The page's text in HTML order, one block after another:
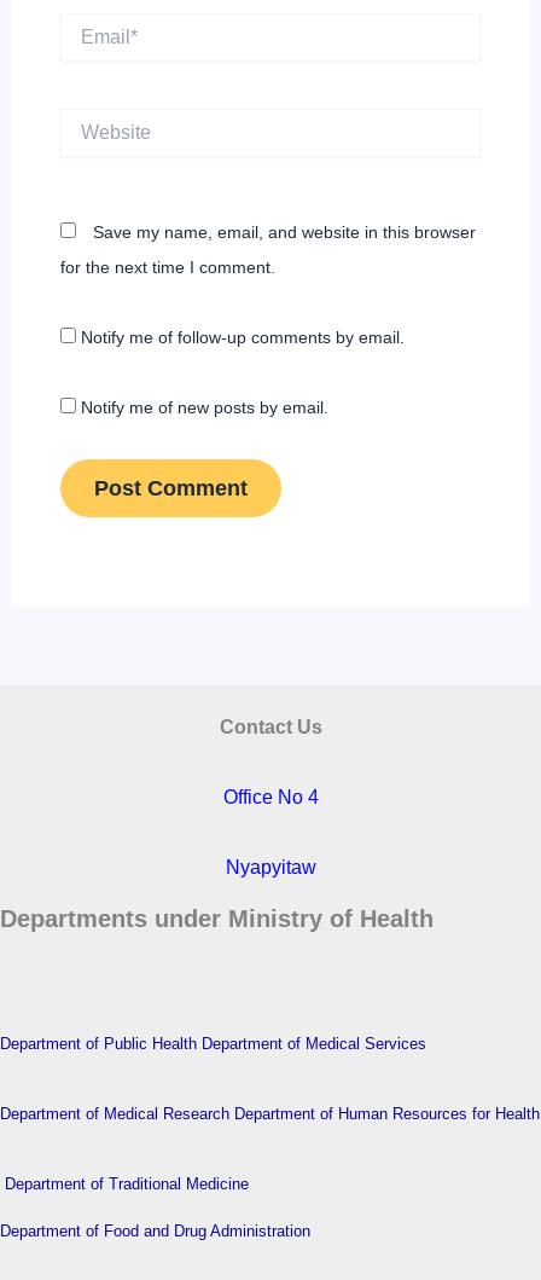
Save my name, email, and website in this browser
for the next time I comment.
Notify me of follow-up comments by email.
Notify me of new posts by email.
Contact Us
Office No 4
Nyapyitaw
Departments under Ministry of Health
Department of Public Health Department of Medical Services
Department of Medical Research Department of Human Resources for Health
Department of Traditional Medicine
Department of Food and Drug Administration